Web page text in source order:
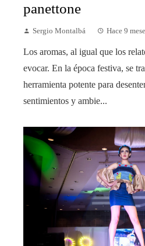
panettone
Sergio Montalbá Hace 9
Los aromas, al igual que los
evocar. En la época festiva, se
herramienta potente para
sentimientos y ambie...